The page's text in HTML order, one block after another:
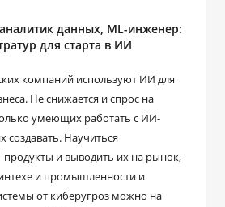
данных, ML-инженер:
для старта в ИИ
компаний используют ИИ для
Не снижается и спрос на
умеющих работать с ИИ-
Научиться
и выводить их на рынок,
и промышленности и
от киберугроз можно на